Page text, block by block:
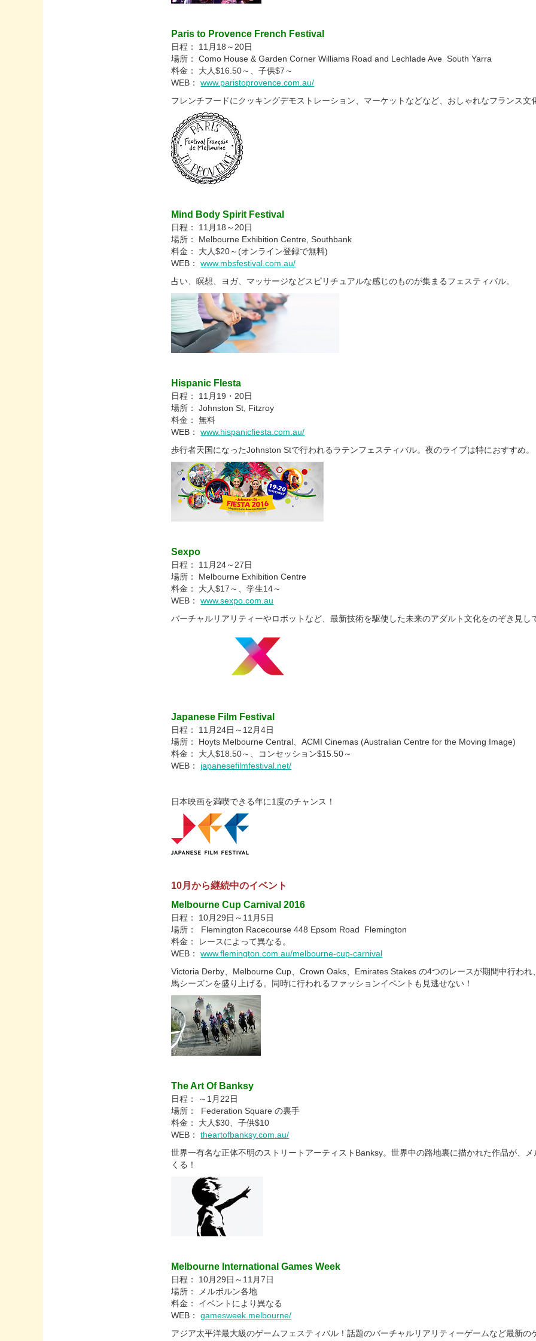
Paris to Provence French Festival
日程： 11月18～20日
場所： Como House & Garden Corner Williams Road and Lechlade Ave South Yarra
料金： 大人$16.50～、子供$7～
WEB：www.paristoprovence.com.au/
フレンチフードにクッキングデモストレーション、マーケットなどなど、おしゃれなフランス文
Mind Body Spirit Festival
日程： 11月18～20日
場所： Melbourne Exhibition Centre, Southbank
料金： 大人$20～(オンライン登録で無料)
WEB：www.mbsfestival.com.au/
占い、瞑想、ヨガ、マッサージなどスピリチュアルな感じのものが集まるフェスティバル。
Hispanic FIesta
日程： 11月19・20日
場所： Johnston St, Fitzroy
料金： 無料
WEB：www.hispanicfiesta.com.au/
歩行者天国になったJohnston Stで行われるラテンフェスティバル。夜のライブは特におすすめ。
Sexpo
日程： 11月24～27日
場所： Melbourne Exhibition Centre
料金： 大人$17～、学生14～
WEB：www.sexpo.com.au
バーチャルリアリティーやロボットなど、最新技術を駆使した未来のアダルト文化をのぞき見し
Japanese Film Festival
日程： 11月24日～12月4日
場所： Hoyts Melbourne Central、ACMI Cinemas (Australian Centre for the Moving Image)
料金： 大人$18.50～、コンセッション$15.50～
WEB： japanesefilmfestival.net/
日本映画を満喫できる年に1度のチャンス！
10月から継続中のイベント
Melbourne Cup Carnival 2016
日程： 10月29日～11月5日
場所： Flemington Racecourse 448 Epsom Road Flemington
料金： レースによって異なる。
WEB：www.flemington.com.au/melbourne-cup-carnival
Victoria Derby、Melbourne Cup、Crown Oaks、Emirates Stakes の4つのレースが期間中行われ
馬シーズンを盛り上げる。同時に行われるファッションイベントも見逃せない！
The Art Of Banksy
日程： ～1月22日
場所： Federation Square の裏手
料金： 大人$30、子供$10
WEB：theartofbanksy.com.au/
世界一有名な正体不明のストリートアーティストBanksy。世界中の路地裏に描かれた作品が、
くる！
Melbourne International Games Week
日程： 10月29日～11月7日
場所： メルボルン各地
料金： イベントにより異なる
WEB：gamesweek.melbourne/
アジア太平洋最大級のゲームフェスティバル！話題のバーチャルリアリティーゲームなど最新の